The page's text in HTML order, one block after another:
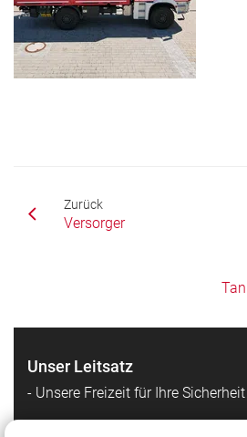
Zurück
Versorger
Unser Leitsatz
- Unsere Freizeit für Ihre